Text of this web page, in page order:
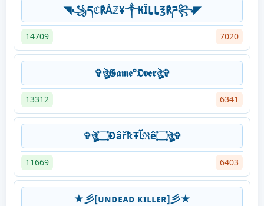
◥꧁དℭ℟Åℤ¥༒₭ÏḼḼ℥℟ཌ꧂◤
14709 7020
✞ঔৣ𝕲𝖆𝖒𝖊°𝕺𝖛𝖊𝖗ঔৣ✞
13312 6341
✞ঔৣ۝ÐâřҟŦﺂℜê۝ঔৣ✞
11669 6403
★彡[ᴜɴᴅᴇᴀᴅ ᴋɪʟʟᴇʀ]彡★